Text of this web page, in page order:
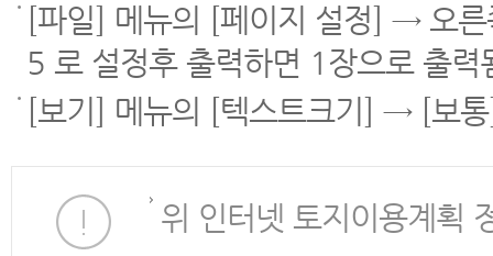
[파일] 메뉴의 [페이지 설정] → 오
5 로 설정후 출력하면 1장으로 출력
[보기] 메뉴의 [텍스트크기] → [보
위 인터넷 토지이용계획